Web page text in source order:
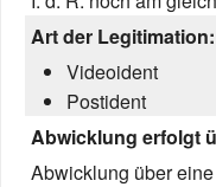
Art der Legitimation:
Videoident
Postident
Abwicklung erfolgt
Abwicklung über